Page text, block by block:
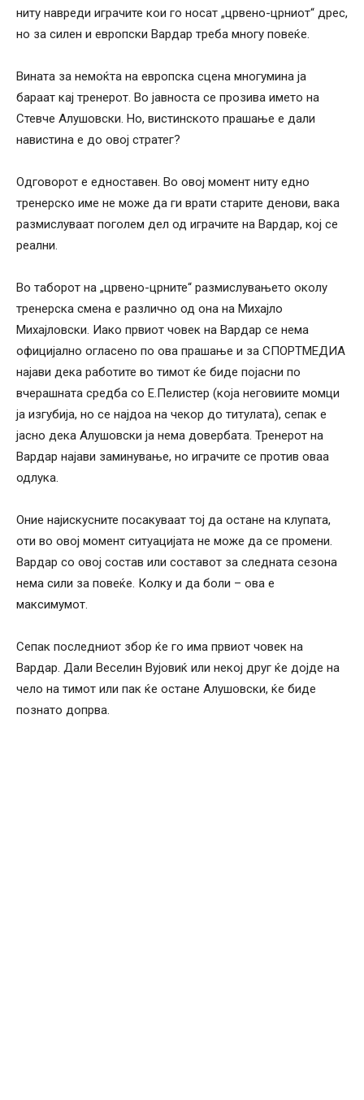
ниту навреди играчите кои го носат „црвено-црниот“ дрес,
но за силен и европски Вардар треба многу повеќе.
Вината за немоќта на европска сцена многумина ја
бараат кај тренерот. Во јавноста се прозива името на
Стевче Алушовски. Но, вистинското прашање е дали
навистина е до овој стратег?
Одговорот е едноставен. Во овој момент ниту едно
тренерско име не може да ги врати старите денови, вака
размислуваат поголем дел од играчите на Вардар, кој се
реални.
Во таборот на „црвено-црните“ размислувањето околу
тренерска смена е различно од она на Михајло
Михајловски. Иако првиот човек на Вардар се нема
официјално огласено по ова прашање и за СПОРТМЕДИА
најави дека работите во тимот ќе биде појасни по
вчерашната средба со Е.Пелистер (која неговиите момци
ја изгубија, но се најдоа на чекор до титулата), сепак е
јасно дека Алушовски ја нема довербата. Тренерот на
Вардар најави заминување, но играчите се против оваа
одлука.
Оние најискусните посакуваат тој да остане на клупата,
оти во овој момент ситуацијата не може да се промени.
Вардар со овој состав или составот за следната сезона
нема сили за повеќе. Колку и да боли – ова е
максимумот.
Сепак последниот збор ќе го има првиот човек на
Вардар. Дали Веселин Вујовиќ или некој друг ќе дојде на
чело на тимот или пак ќе остане Алушовски, ќе биде
познато допрва.